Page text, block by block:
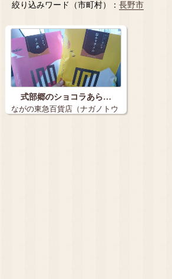
絞り込みワード（市町村）： 長野市
式部郷のショコラあら…
ながの東急百貨店（ナガノトウ